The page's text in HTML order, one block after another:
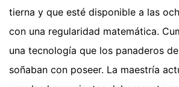
tierna y que esté disponible a las
con una regularidad matemática.
una tecnología que los panaderos
soñaban con poseer. La maestría